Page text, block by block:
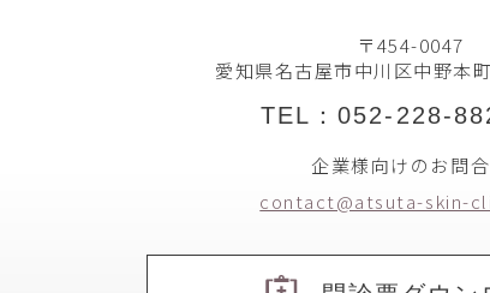
〒454-0047
愛知県名古屋市中川区中野本
TEL：052-228-
企業様向けのお問
contact@atsuta-skin-